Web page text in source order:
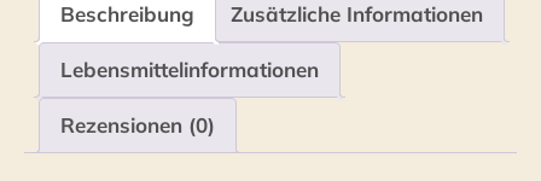
Beschreibung Zusätzliche Informationen
Lebensmittelinformationen
Rezensionen (0)